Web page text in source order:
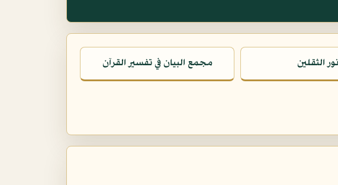
نور الثقلين مجمع البيان في تفسير القرآن